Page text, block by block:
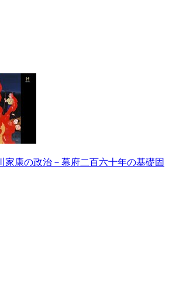
家康の政治－幕府二百六十年の基礎固